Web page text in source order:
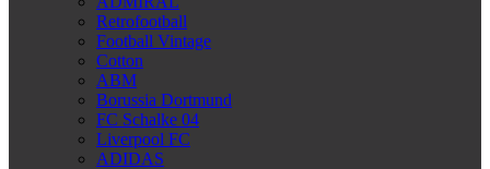
Retrofootball
Football Vintage
Cotton
ABM
Borussia Dortmund
FC Schalke 04
Liverpool FC
ADIDAS